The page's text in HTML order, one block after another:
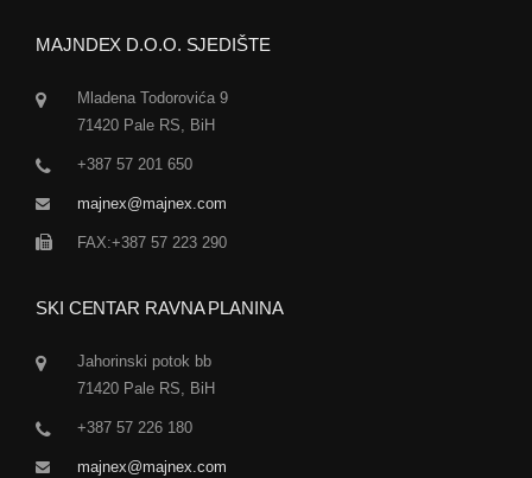
MAJNDEX D.O.O. SJEDIŠTE
Mladena Todorovića 9
71420 Pale RS, BiH
+387 57 201 650
majnex@majnex.com
FAX:+387 57 223 290
SKI CENTAR RAVNA PLANINA
Jahorinski potok bb
71420 Pale RS, BiH
+387 57 226 180
majnex@majnex.com